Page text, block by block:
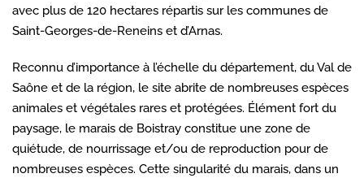
avec plus de 120 hectares répartis sur les communes de
Saint-Georges-de-Reneins et d’Arnas.
Reconnu d’importance à l’échelle du département, du Val de
Saône et de la région, le site abrite de nombreuses espèces
animales et végétales rares et protégées. Élément fort du
paysage, le marais de Boistray constitue une zone de
quiétude, de nourrissage et/ou de reproduction pour de
nombreuses espèces. Cette singularité du marais, dans un